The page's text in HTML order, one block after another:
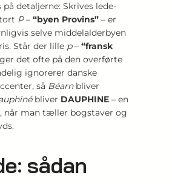
detaljerne: Skrives lede­
P– “byen Provins” – er
selve middelalderbyen
Står der lille p– “fransk
det ofte på den overførte
ignorerer danske
så Béarnbliver
bliver DAUPHINE – en
når man tæller bogstaver og
sådan